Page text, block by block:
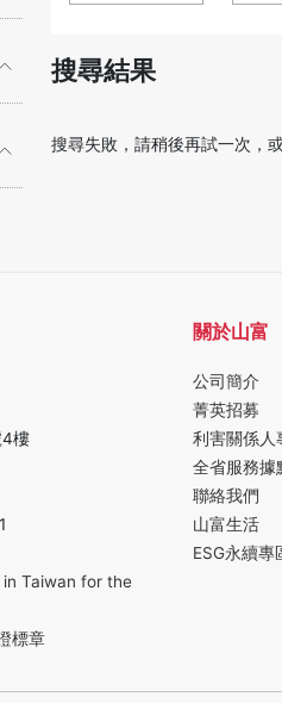
搜尋結果
搜尋失敗，請稍後再試一次，
4樓
Taiwan for the
標章
關於山富
公司簡介
菁英招募
利害關係人
全省服務據
聯絡我們
山富生活
ESG永續專